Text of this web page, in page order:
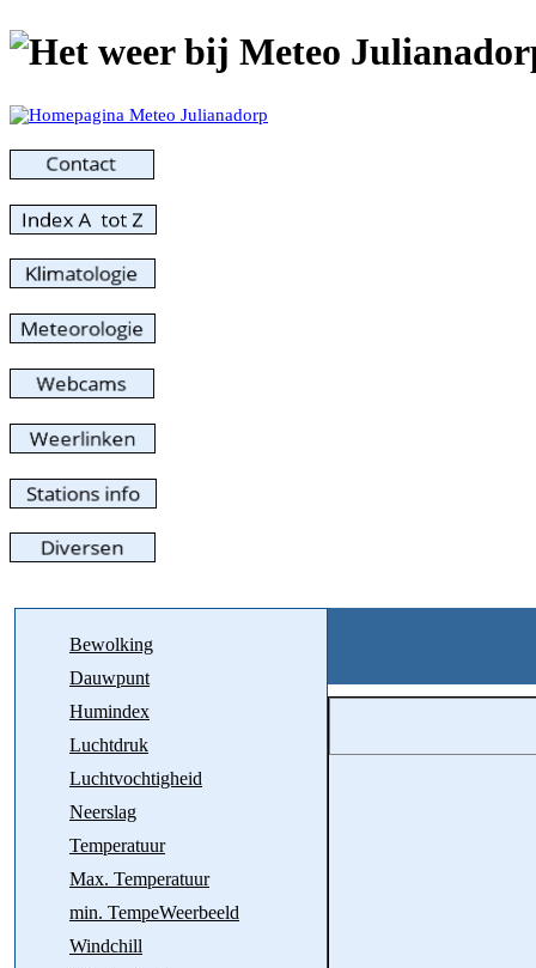
Bewolking
Dauwpunt
Humindex
Luchtdruk
Luchtvochtigheid
Neerslag
Temperatuur
Max. Temperatuur
min. TempeWeerbeeld
Windchill